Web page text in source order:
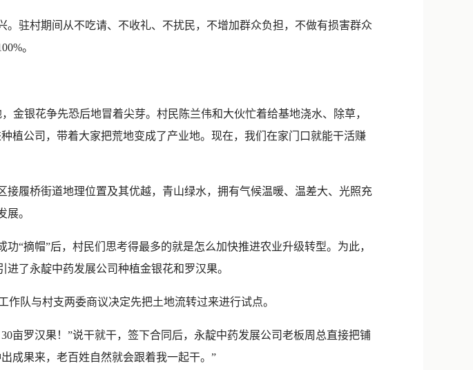
村期间从不吃请、不收礼、不扰民，不增加群众负担，不做有损害群众
。
银花争先恐后地冒着尖芽。村民陈兰伟和大伙忙着给基地浇水、除草，
植公司，带着大家把荒地变成了产业地。现在，我们在家门口就能干活赚
桥街道地理位置及其优越，青山绿水，拥有气候温暖、温差大、光照充
。
摘帽”后，村民们思考得最多的就是怎么加快推进农业升级转型。为此，
了永靛中药发展公司种植金银花和罗汉果。
队与村支两委商议决定先把土地流转过来进行试点。
罗汉果！”说干就干，签下合同后，永靛中药发展公司老板周总直接把铺
成果来，老百姓自然就会跟着我一起干。”